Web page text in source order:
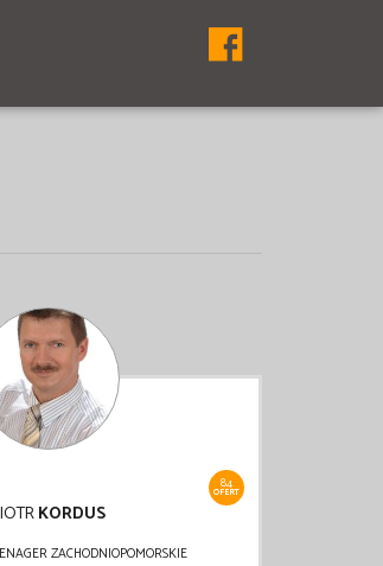
84
OFERT
KORDUS
ZACHODNIOPOMORSKIE